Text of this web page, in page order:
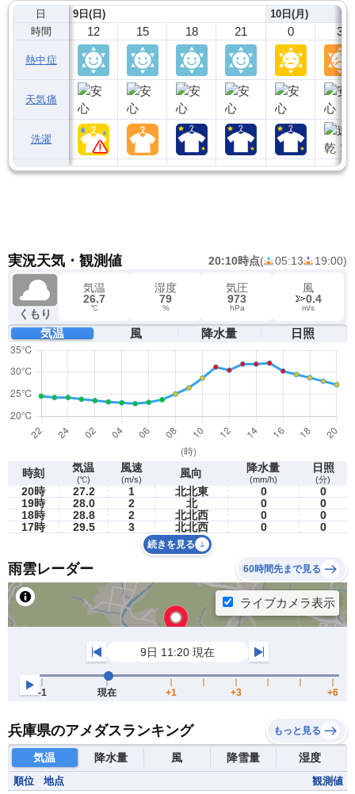
日
時間
熱中症
天気痛
洗濯
9日(日)
12 15 18 21
10日(月)
0 3
実況天気・観測値 20:10時点( 05:13 19:00)
くもり
気温
26.7
℃
湿度
79
%
気圧
973
hPa
風
0.4
m/s
気温 風 降水量 日照
時刻 気温
(℃)
風速
(m/s) 風向 降水量
(mm/h)
日照
(分)
20時 27.2 1 北北東 0
0
19時
28.0 2 北 0
0
18時
28.8 2 北北西 0
0
17時
29.5 3 北北西 0 0
続きを見る
雨雲レーダー 60時間先まで見る
兵庫県のアメダスランキング もっと見る
気温 降水量 風 降雪量 湿度
順位 地点 観測値